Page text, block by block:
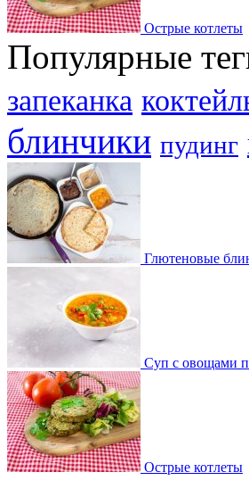
Острые котлеты
Популярные
запеканка
блинчики пудинг
Глютеновые
Суп с овощами
Острые котлеты